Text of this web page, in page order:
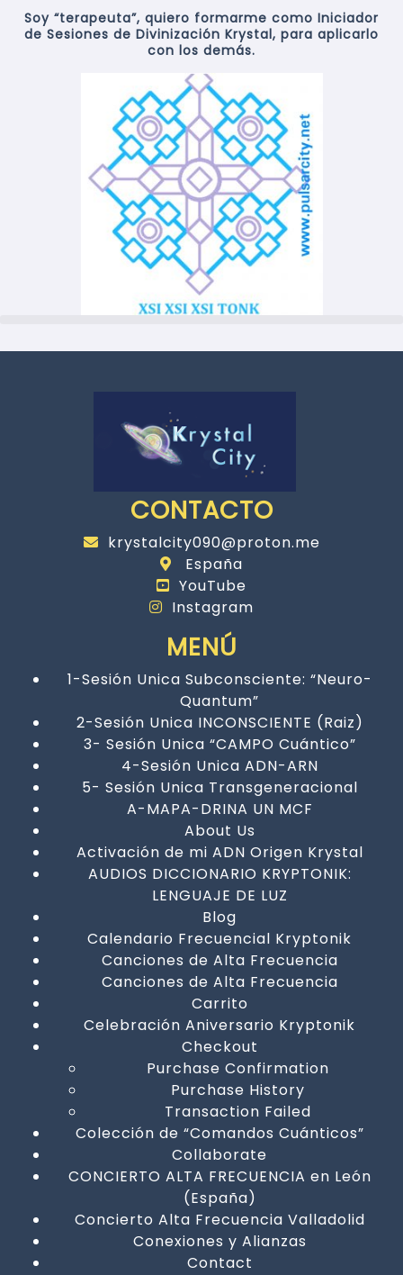
Soy “terapeuta”, quiero formarme como Iniciador
de Sesiones de Divinización Krystal, para aplicarlo
con los demás.
CONTACTO
krystalcity090@proton.me
España
YouTube
Instagram
MENÚ
1-Sesión Unica Subconsciente: “Neuro-
Quantum”
2-Sesión Unica INCONSCIENTE (Raiz)
3- Sesión Unica “CAMPO Cuántico”
4-Sesión Unica ADN-ARN
5- Sesión Unica Transgeneracional
A-MAPA-DRINA UN MCF
About Us
Activación de mi ADN Origen Krystal
AUDIOS DICCIONARIO KRYPTONIK:
LENGUAJE DE LUZ
Blog
Calendario Frecuencial Kryptonik
Canciones de Alta Frecuencia
Canciones de Alta Frecuencia
Carrito
Celebración Aniversario Kryptonik
Checkout
Purchase Confirmation
Purchase History
Transaction Failed
Colección de “Comandos Cuánticos”
Collaborate
CONCIERTO ALTA FRECUENCIA en León
(España)
Concierto Alta Frecuencia Valladolid
Conexiones y Alianzas
Contact